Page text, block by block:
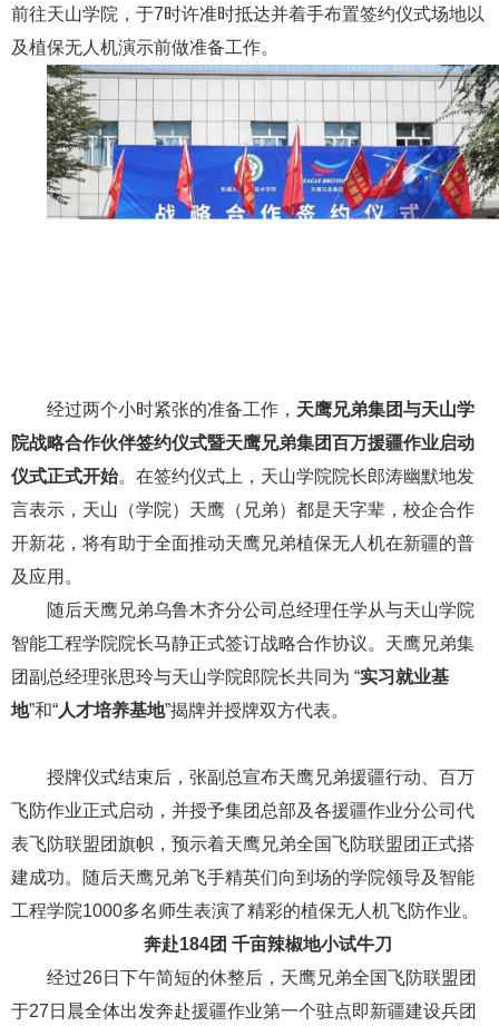
前往天山学院，于7时许准时抵达并着手布置签约仪式场地以
及植保无人机演示前做准备工作。
经过两个小时紧张的准备工作， 天鹰兄弟集团与天山学
院战略合作伙伴签约仪式暨天鹰兄弟集团百万援疆作业启动
仪式正式开始。在签约仪式上，天山学院院长郎涛幽默地发
言表示，天山（学院）天鹰（兄弟）都是天字辈，校企合作
开新花，将有助于全面推动天鹰兄弟植保无人机在新疆的普
及应用。
随后天鹰兄弟乌鲁木齐分公司总经理任学从与天山学院
智能工程学院院长马静正式签订战略合作协议。天鹰兄弟集
团副总经理张思玲与天山学院郎院长共同为 “实习就业基
地”和“人才培养基地”揭牌并授牌双方代表。
授牌仪式结束后，张副总宣布天鹰兄弟援疆行动、百万
飞防作业正式启动，并授予集团总部及各援疆作业分公司代
表飞防联盟团旗帜，预示着天鹰兄弟全国飞防联盟团正式搭
建成功。随后天鹰兄弟飞手精英们向到场的学院领导及智能
工程学院1000多名师生表演了精彩的植保无人机飞防作业。
奔赴184团 千亩辣椒地小试牛刀
经过26日下午简短的休整后，天鹰兄弟全国飞防联盟团
于27日晨全体出发奔赴援疆作业第一个驻点即新疆建设兵团